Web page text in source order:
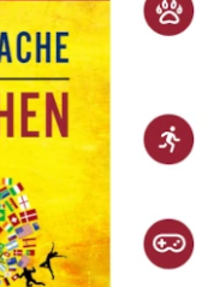
Griechisch
Griechisch
NUR